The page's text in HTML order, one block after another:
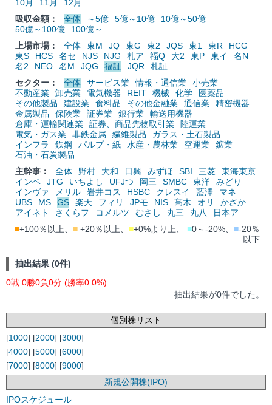
10月
11月
12月
吸収金額：
全体 ～5億 5億～10億
10億～50億
50億～100億
100億～
上場市場：
全体 東M JQ 東G 東2 JQS 東1 東R
HCG
東S
HCS 名セ NJS NJG 札ア 福Q 大2 東P 東イ
名N
名2
NEO 名M JQG 福証 JQR
札証
セクター：
全体 サービス業 情報・通信業
小売業
不動産業
卸売業 電気機器 REIT 機械 化学
医薬品
その他製品
建設業 食料品 その他金融業 通信業
精密機器
金属製品
保険業 証券業 銀行業
輸送用機器
倉庫・運輸関連業
証券、商品先物取引業
陸運業
電気・ガス業
非鉄金属 繊維製品
ガラス・土石製品
インフラ
鉄鋼 パルプ・紙 水産・農林業 空運業
鉱業
石油・石炭製品
主幹事：
全体 野村 大和 日興 みずほ SBI 三菱
東海東京
インベ
JTG いちよし UFJつ 岡三 SMBC 東洋
みどり
インヴァ
メリル 岩井コス HSBC クレスイ 藍澤
マネ
UBS
MS GS 楽天 フィリ JPモ NIS 髙木 オリ
かざか
アイネト
さくらフ コメルツ むさし 丸三 丸八
日本ア
■+100％以上、 ■ +20％以上、 ■+0%より上、 ■0～-20%、 ■-20％
以下
抽出結果 (0件)
0戦 0勝0負0分 (勝率0.0%)
抽出結果が0件でした。
個別株リスト
[1000] [2000] [3000]
[4000] [5000] [6000]
[7000] [8000] [9000]
新規公開株(IPO)
IPOスケジュール